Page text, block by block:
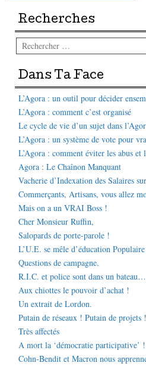
Recherches
Rechercher
Dans Ta Face
L’Agora : un outil pour décider
L’Agora : comment c’est organisé
Le cycle de vie d’un sujet dans
L’Agora : un système de vote pour
L’Agora : comment éviter les abus et
Agora : Le Chaînon Manquant
Vacherie d’Indexation des Salaires
Commerçants, Artisans, vous allez
Mais on a un VRAI Boss !
Cher Monsieur Ruffin,
Salopards de porte-parole !
L’U.E. se mêle d’éducation Populaire
Questions de campagne.
R.I.C. et police sont dans un
Aux chiottes le pouvoir d’achat !
Un extrait de Lordon.
Putain de réseaux ! Putain de projets !
Très affectés
A mort la ‘démocratie participative’ !
Cohn-Bendit et Macron nous